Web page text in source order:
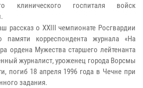
клинического госпиталя войск
рассказ о ХХIII чемпионате Росгвардии
корреспондента журнала «На
ордена Мужества старшего лейтенанта
журналист, уроженец города Ворсмы
погиб 18 апреля 1996 года в Чечне при
задания.